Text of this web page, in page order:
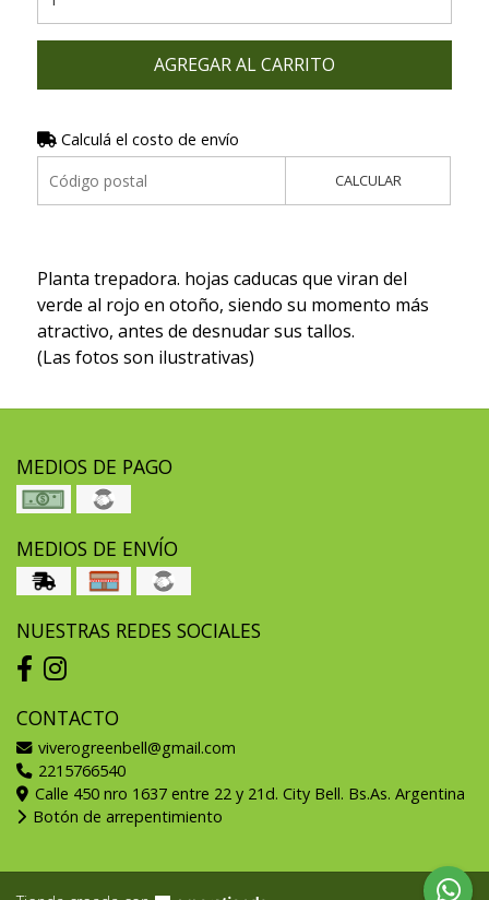
AGREGAR AL CARRITO
Calculá el costo de envío
CALCULAR
Planta trepadora. hojas caducas que viran del
verde al rojo en otoño, siendo su momento más
atractivo, antes de desnudar sus tallos.
(Las fotos son ilustrativas)
MEDIOS DE PAGO
MEDIOS DE ENVÍO
NUESTRAS REDES SOCIALES
CONTACTO
viverogreenbell@gmail.com
2215766540
Calle 450 nro 1637 entre 22 y 21d. City Bell. Bs.As. Argentina
Botón de arrepentimiento